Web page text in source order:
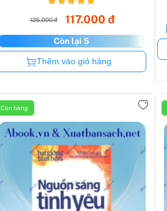
125.000 đ 117.000 đ
Còn lại 5
Còn hàng
Thêm vào giỏ hàng
Còn hàng